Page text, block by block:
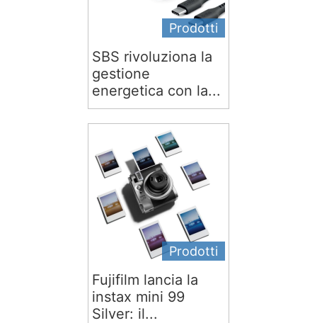
Prodotti
SBS rivoluziona la
gestione
energetica con la...
Prodotti
Fujifilm lancia la
instax mini 99
Silver: il...